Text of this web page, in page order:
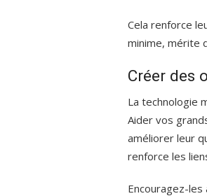
Cela renforce
minime, mérite
Créer des
La technologie
Aider vos
améliorer leur
renforce les
Encouragez-